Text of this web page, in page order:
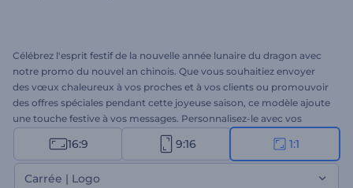
Célébrez l'esprit festif de la nouvelle année lunaire du dragon avec
notre promo du nouvel an chinois. Que vous souhaitiez envoyer
des vœux chaleureux à vos proches et à vos clients ou promouvoir
des offres spéciales pendant cette joyeuse saison, ce modèle ajoute
une touche festive à vos messages. Personnalisez-le avec vos
fichiers multimédias, des vœux sincères et une musique
dynamique pour créer une vidéo promotionnelle mémorable.
Créez dès maintenant et apportez la joie du Nouvel An chinois à
votre public !
16:9 9:16 1:1
Carrée | Logo